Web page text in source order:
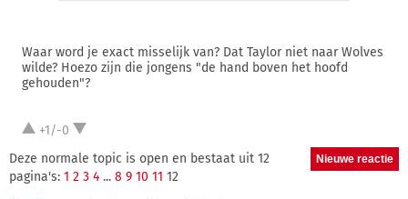
Waar word je exact misselijk van? Dat Taylor niet naar Wolves
wilde? Hoezo zijn die jongens "de hand boven het hoofd
gehouden"?
+1/-0
Deze normale topic is open en bestaat uit 12
pagina's: 1 2 3 4 ... 8 9 10 11 12